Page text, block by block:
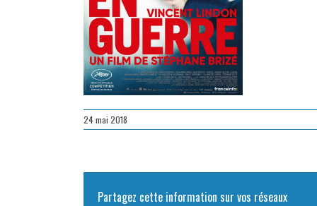
24 mai 2018
Partagez cette information sur vos réseaux